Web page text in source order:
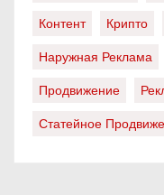
Контент
Крипто
Наружная Реклама
Продвижение
Статейное